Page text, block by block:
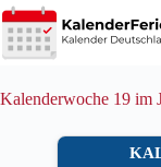
Zum
Inhalt
springen
Kalenderwoche 19 im